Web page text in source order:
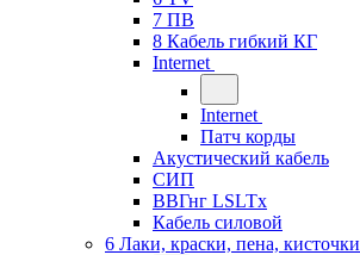
7 ПВ
8 Кабель гибкий КГ
Internet
Internet
Патч корды
Акустический кабель
СИП
ВВГнг LSLTx
Кабель силовой
6 Лаки, краски, пена, кисточки